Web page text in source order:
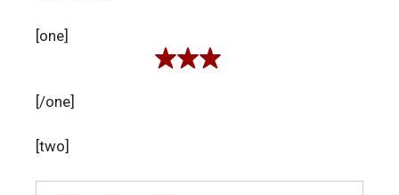
[one]
[/one]
[two]